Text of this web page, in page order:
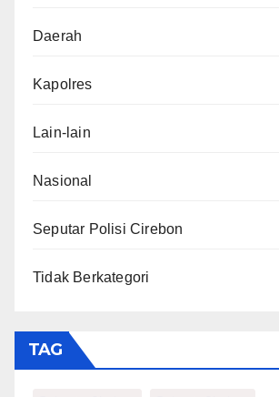
Daerah
Kapolres
Lain-lain
Nasional
Seputar Polisi Cirebon
Tidak Berkategori
TAG